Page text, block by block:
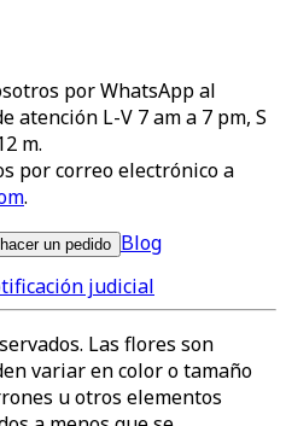
por WhatsApp al
atención L-V 7 am a 7 pm, S
m.
por correo electrónico a
.
un pedido Blog
judicial
Las flores son
variar en color o tamaño
u otros elementos